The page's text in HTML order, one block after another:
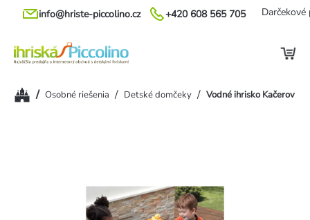
Prejsť
+420 608 565 705
info@hriste-piccolino.cz Darčekové
Domov
/ Osobné riešenia / Detské domčeky / Vodné ihrisko Kačerov